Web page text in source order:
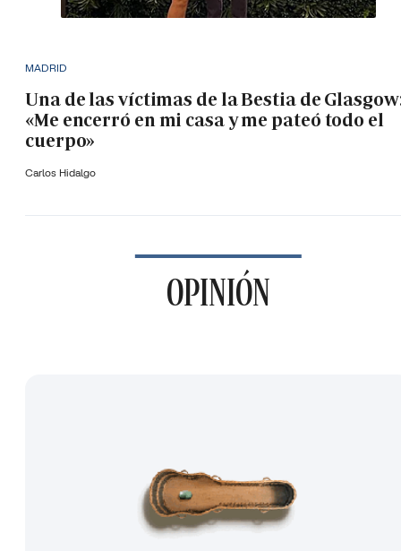
MADRID
Una de las víctimas de la Bestia de
«Me encerró en mi casa y me pateó todo el
cuerpo»
Carlos Hidalgo
OPINIÓN